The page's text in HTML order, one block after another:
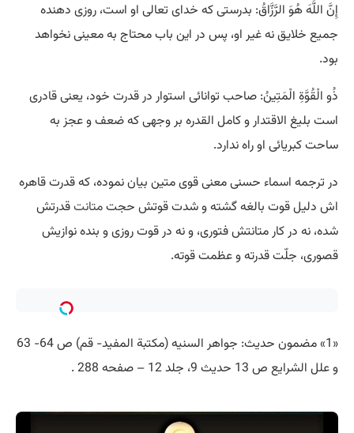
إِنَّ اللَّهَ هُوَ الرَّزَّاقُ‌: بدرستى كه خداى تعالى او است، روزى دهنده
جميع خلايق نه غير او، پس در اين باب محتاج به معينى نخواهد
بود.
ذُو الْقُوَّةِ الْمَتِينُ‌: صاحب توانائى استوار در قدرت خود، يعنى قادرى
است بليغ الاقتدار و كامل القدره بر وجهى كه ضعف و عجز به
ساحت كبريائى او راه ندارد.
در ترجمه اسماء حسنى معنى قوى متين بيان نموده، كه قدرت قاهره‌
اش دليل قوت بالغه گشته و شدت قوتش حجتمتانتقدرتش
شده، نه در كار متانتش فتورى، و نه در قوت روزى و بنده نوازيش
قصورى، جلّت قدرته و عظمت قوته.
«1» مضمون حديث: جواهر السنيه (مكتبة المفيد- قم) ص 64- 63
و علل الشرايع ص 13 حديث 9، جلد 12 – صفحه 288 .